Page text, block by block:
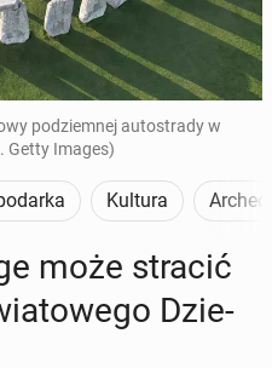
podziemnej autostrady w
Getty Images)
Kultura
może stracić
Dzie­